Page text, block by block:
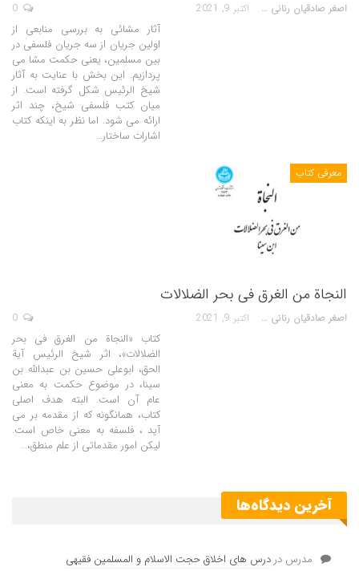
اصغر صادقیان رنانی اکتبر 9, 2021
آثار مشائی به بررسی منابعی از
اولین جریان از سه جریان فلسفی در
بین مسلمین، یعنی حکمت مشا می
پردازیم. این بخش با عنایت به آثار
شیخ الرئیس شکل گرفته است. از
میان کتب فلسفی شیخ، چند اثر
ارائه می شود. اما نظر به اینکه کتاب
اشارات ساختار…
معرفی کتاب
النجاة من الغرق فى بحر الضلالات
اصغر صادقیان رنانی اکتبر 9, 2021
کتاب «النجاة من الغرق فى بحر
الضلالات»، اثر شیخ الرئیس آیة
الحق، ابوعلی حسین بن عبدالله بن
سینا، در موضوع حکمت به معنی
عام آن است. البته هدف اصلی
کتاب، همانگونه که از مقدمه بر می
آید ، فلسفه به معنی خاص است.
لیکن امور مقدماتی از علم منطق،…
آخرین دیدگاه‌ها
مدرس در درس های اخلاق حجت الاسلام و المسلمین فقیهی